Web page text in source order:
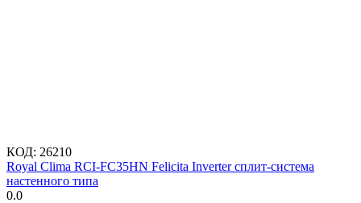
КОД: 26210
Royal Clima RCI-FC35HN Felicita Inverter сплит-система
настенного типа
0.0